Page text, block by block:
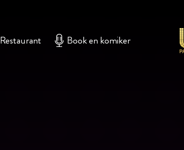
Restaurant Book en komiker